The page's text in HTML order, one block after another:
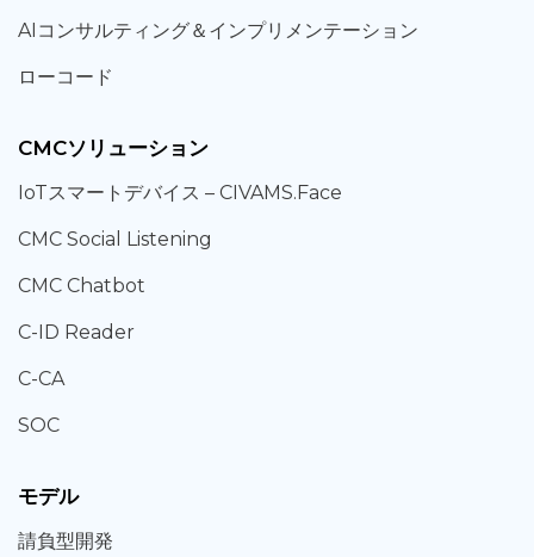
AIコンサルティング＆ インプリメンテーション
ローコード
CMCソリューション
IoTスマートデバイス – CIVAMS.Face
CMC Social Listening
CMC Chatbot
C-ID Reader
C-CA
SOC
モデル
請負型開発